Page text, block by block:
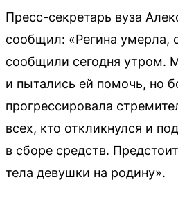
Пресс-секретарь вуза
сообщил: «Регина умерла,
сообщили сегодня утром.
и пытались ей помочь, но
прогрессировала
всех, кто откликнулся и
в сборе средств.
тела девушки на родину».